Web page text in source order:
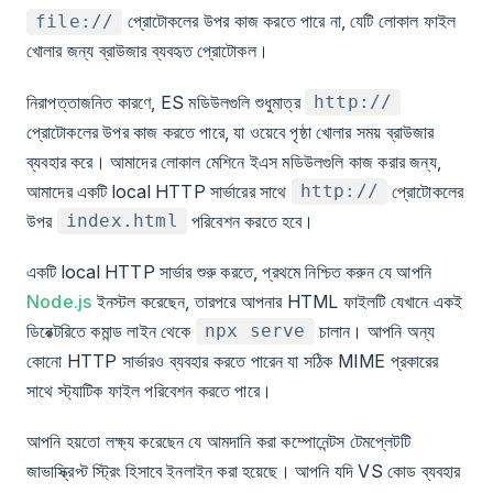
file://
প্রোটোকলের উপর কাজ করতে পারে না, যেটি লোকাল ফাইল
খোলার জন্য ব্রাউজার ব্যবহৃত প্রোটোকল।
নিরাপত্তাজনিত কারণে, ES মডিউলগুলি শুধুমাত্র http://
প্রোটোকলের উপর কাজ করতে পারে, যা ওয়েবে পৃষ্ঠা খোলার সময় ব্রাউজার
ব্যবহার করে। আমাদের লোকাল মেশিনে ইএস মডিউলগুলি কাজ করার জন্য,
আমাদের একটি local HTTP সার্ভারের সাথে
http://
প্রোটোকলের
উপর
index.html পরিবেশন করতে হবে।
একটি local HTTP সার্ভার শুরু করতে, প্রথমে নিশ্চিত করুন যে আপনি
Node.js ইনস্টল করেছেন, তারপরে আপনার HTML ফাইলটি যেখানে একই
ডিরেক্টরিতে কমান্ড লাইন থেকে
npx serve
চালান। আপনি অন্য
কোনো HTTP সার্ভারও ব্যবহার করতে পারেন যা সঠিক MIME প্রকারের
সাথে স্ট্যাটিক ফাইল পরিবেশন করতে পারে।
আপনি হয়তো লক্ষ্য করেছেন যে আমদানি করা কম্পোনেন্টস টেমপ্লেটটি
জাভাস্ক্রিপ্ট স্ট্রিং হিসাবে ইনলাইন করা হয়েছে। আপনি যদি VS কোড ব্যবহার